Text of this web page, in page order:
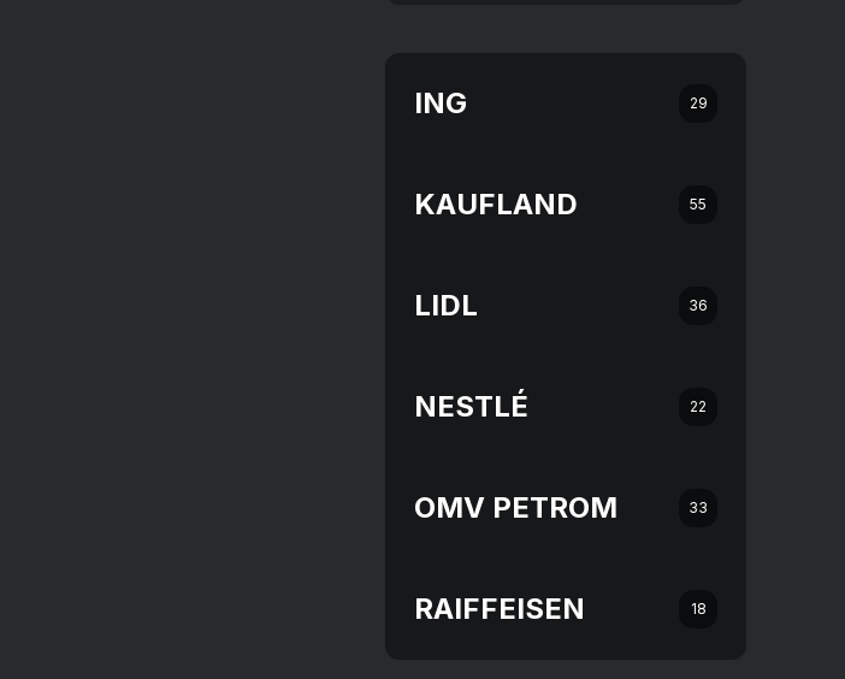
ING 29
KAUFLAND 55
LIDL 36
NESTLÉ 22
OMV PETROM 33
RAIFFEISEN 18